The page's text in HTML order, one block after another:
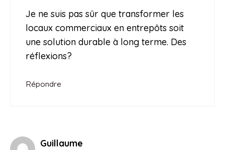
Je ne suis pas sûr que transformer les
locaux commerciaux en entrepôts soit
une solution durable à long terme. Des
réflexions?
Répondre
Guillaume